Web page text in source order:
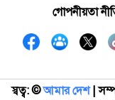
গোপনীয়তা
স্বত্ব: ©️আমার দেশ|